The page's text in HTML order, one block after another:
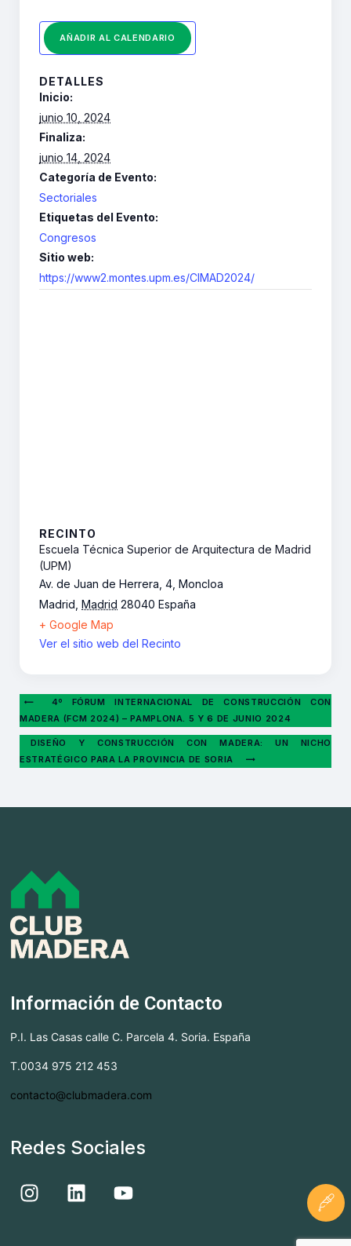
AÑADIR AL CALENDARIO
DETALLES
Inicio:
junio 10, 2024
Finaliza:
junio 14, 2024
Categoría de Evento:
Sectoriales
Etiquetas del Evento:
Congresos
Sitio web:
https://www2.montes.upm.es/CIMAD2024/
RECINTO
Escuela Técnica Superior de Arquitectura de Madrid
(UPM)
Av. de Juan de Herrera, 4, Moncloa
Madrid Madrid 28040 España
+ Google Map
Ver el sitio web del Recinto
4º FÓRUM INTERNACIONAL DE CONSTRUCCIÓN CON
MADERA (FCM 2024) – PAMPLONA. 5 Y 6 DE JUNIO 2024
DISEÑO Y CONSTRUCCIÓN CON MADERA: UN NICHO
ESTRATÉGICO PARA LA PROVINCIA DE SORIA
Información de Contacto
P.I. Las Casas calle C. Parcela 4. Soria. España
T.0034 975 212 453
contacto@clubmadera.com
Redes Sociales